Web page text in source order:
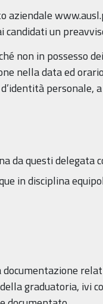
candidati un
non in possesso
nella data ed
personale,
da questi delegata
in disciplina
graduatoria, ivi